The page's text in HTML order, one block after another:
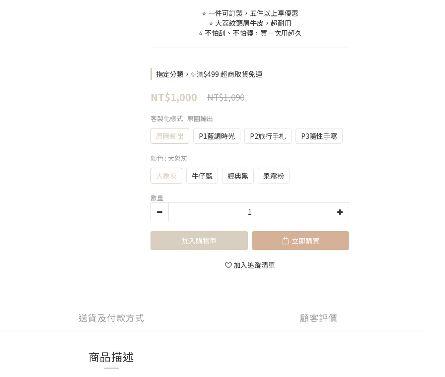
⭐ 一件可訂製，五件以上享優惠
⭐ 大荔紋頭層牛皮，超耐用
⭐ 不怕刮、不怕髒，買一次用超久
指定分類，✨滿$499 超商取貨免運
NT$1,000 NT$1,090
客製化樣式 : 原圖輸出
原圖輸出 P1藍調時光 P2旅行手札 P3隨性手寫
顏色 : 大象灰
大象灰 牛仔藍 經典黑 柔霧粉
數量
加入購物車 立即購買
加入追蹤清單
送貨及付款方式 顧客評價
商品描述